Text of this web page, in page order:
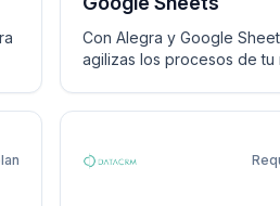
errores manuales.
Con Alegra y Google
agilizas los procesos de tu